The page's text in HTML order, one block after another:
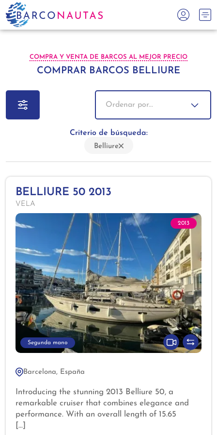
COMPRA Y VENTA DE BARCOS AL MEJOR PRECIO
COMPRAR BARCOS BELLIURE
Criterio de búsqueda:
Belliure
Ordenar por...
2013
Segunda mano
BELLIURE 50 2013
VELA
Barcelona, España
Introducing the stunning 2013 Belliure 50, a
remarkable cruiser that combines elegance and
performance. With an overall length of 15.65
meters, this vessel is designed for both comfort